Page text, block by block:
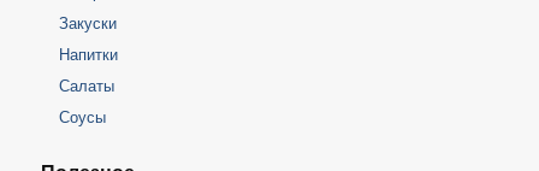
Закуски
Напитки
Салаты
Соусы